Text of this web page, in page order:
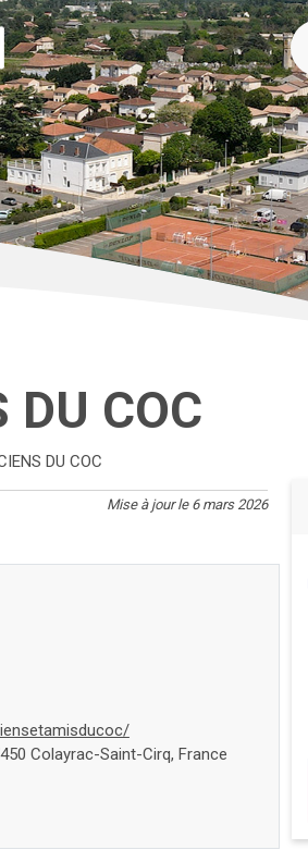
DU COC
DU COC
Mise à jour le 6 mars 2026
Colayrac-Saint-Cirq, France